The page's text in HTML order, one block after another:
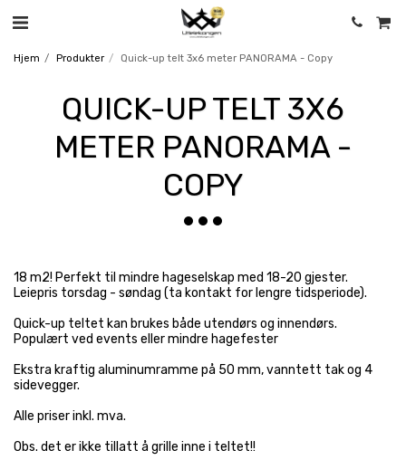
Hjem Produkter Quick-up telt 3x6 meter PANORAMA - Copy
QUICK-UP TELT 3X6
METER PANORAMA -
COPY
18 m2! Perfekt til mindre hageselskap med 18-20 gjester.
Leiepris torsdag - søndag (ta kontakt for lengre tidsperiode).
Quick-up teltet kan brukes både utendørs og innendørs.
Populært ved events eller mindre hagefester
Ekstra kraftig aluminumramme på 50 mm, vanntett tak og 4
sidevegger.
Alle priser inkl. mva.
Obs. det er ikke tillatt å grille inne i teltet!!